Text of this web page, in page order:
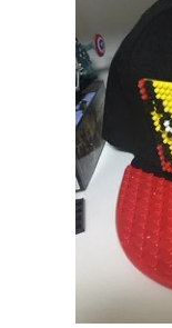
Скидка за отзыв
на Яндекс.Маркете
Оставьте отзыв
через систему
указанием
и получите
...уже сейчас
Участвуйте в
и выигрывайте